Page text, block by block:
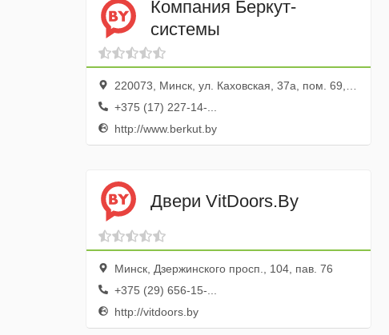
Компания Беркут-
системы
220073, Минск, ул. Каховская, 37а, пом. 69, каб. 203
+375 (17) 227-14-...
http://www.berkut.by
Двери VitDoors.By
Минск, Дзержинского просп., 104, пав. 76
+375 (29) 656-15-...
http://vitdoors.by